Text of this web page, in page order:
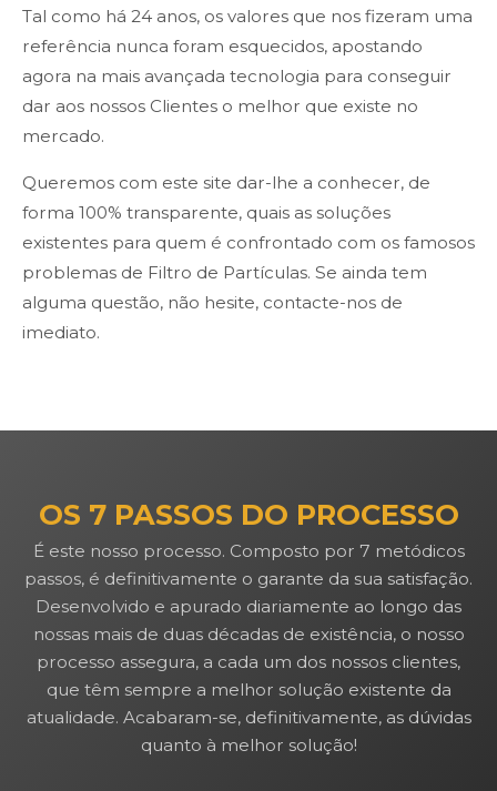
Tal como há 24 anos, os valores que nos fizeram uma
referência nunca foram esquecidos, apostando
agora na mais avançada tecnologia para conseguir
dar aos nossos Clientes o melhor que existe no
mercado.
Queremos com este site dar-lhe a conhecer, de
forma 100% transparente, quais as soluções
existentes para quem é confrontado com os famosos
problemas de Filtro de Partículas. Se ainda tem
alguma questão, não hesite, contacte-nos de
imediato.
OS 7 PASSOS DO PROCESSO
É este nosso processo. Composto por 7 metódicos
passos, é definitivamente o garante da sua satisfação.
Desenvolvido e apurado diariamente ao longo das
nossas mais de duas décadas de existência, o nosso
processo assegura, a cada um dos nossos clientes,
que têm sempre a melhor solução existente da
atualidade. Acabaram-se, definitivamente, as dúvidas
quanto à melhor solução!